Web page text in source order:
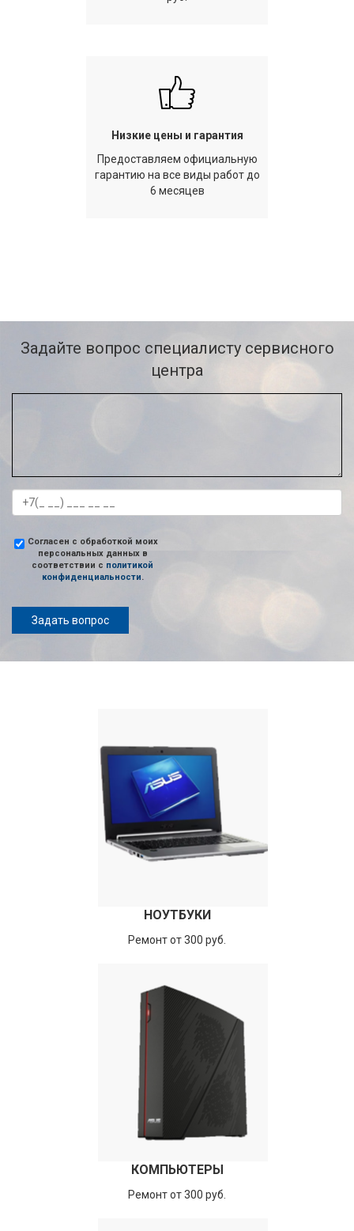
Низкие цены и гарантия
Предоставляем официальную
гарантию на все виды работ до
6 месяцев
Задайте вопрос специалисту сервисного
центра
Согласен с обработкой моих
персональных данных в
соответствии с политикой
конфиденциальности.
Задать вопрос
НОУТБУКИ
Ремонт от 300 руб.
КОМПЬЮТЕРЫ
Ремонт от 300 руб.